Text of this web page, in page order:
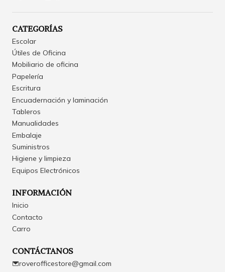
CATEGORÍAS
Escolar
Útiles de Oficina
Mobiliario de oficina
Papelería
Escritura
Encuadernación y laminación
Tableros
Manualidades
Embalaje
Suministros
Higiene y limpieza
Equipos Electrónicos
INFORMACIÓN
Inicio
Contacto
Carro
CONTÁCTANOS
roverofficestore@gmail.com